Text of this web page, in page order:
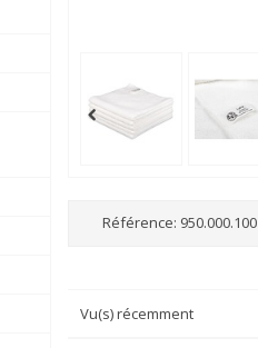
Référence: 950.000.100
Vu(s) récemment